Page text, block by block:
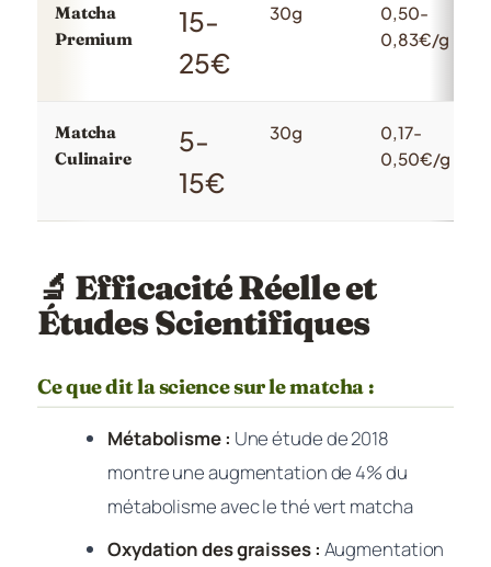
Matcha
Premium
15-
25€
30g
0,50-
0,83€/g
Matcha
Culinaire
5-
15€
30g
0,17-
0,50€/g
🔬 Efficacité Réelle et
Études Scientifiques
Ce que dit la science sur le matcha :
Métabolisme : Une étude de 2018
montre une augmentation de 4% du
métabolisme avec le thé vert matcha
Oxydation des graisses : Augmentation